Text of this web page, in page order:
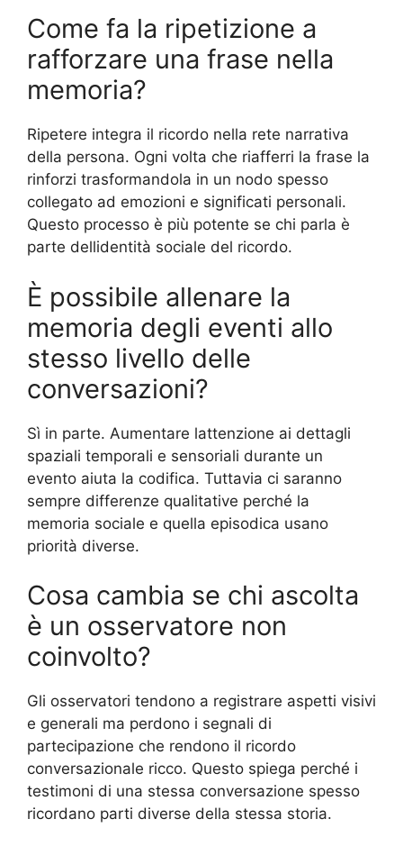
Come fa la ripetizione a
rafforzare una frase nella
memoria?
Ripetere integra il ricordo nella rete narrativa
della persona. Ogni volta che riafferri la frase la
rinforzi trasformandola in un nodo spesso
collegato ad emozioni e significati personali.
Questo processo è più potente se chi parla è
parte dellidentità sociale del ricordo.
È possibile allenare la
memoria degli eventi allo
stesso livello delle
conversazioni?
Sì in parte. Aumentare lattenzione ai dettagli
spaziali temporali e sensoriali durante un
evento aiuta la codifica. Tuttavia ci saranno
sempre differenze qualitative perché la
memoria sociale e quella episodica usano
priorità diverse.
Cosa cambia se chi ascolta
è un osservatore non
coinvolto?
Gli osservatori tendono a registrare aspetti visivi
e generali ma perdono i segnali di
partecipazione che rendono il ricordo
conversazionale ricco. Questo spiega perché i
testimoni di una stessa conversazione spesso
ricordano parti diverse della stessa storia.